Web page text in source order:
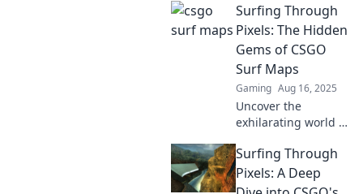
maps! Discover the
best to elevate your
gameplay and
competition!
Surfing Through
Pixels: The Hidden
Gems of CSGO
Surf Maps
Gaming Aug 16, 2025
Uncover the
exhilarating world of
Discover hidden
gems and level up
your gaming
Surfing Through
Pixels: A Deep